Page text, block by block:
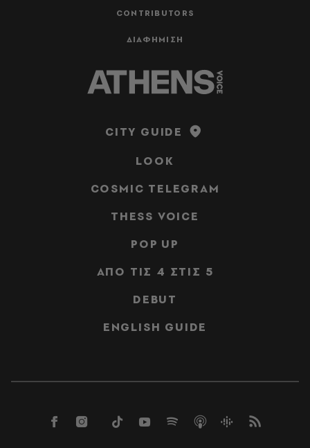
CONTRIBUTORS
ΔΙΑΦΗΜΙΣΗ
CITY GUIDE
LOOK
COSMIC TELEGRAM
THESS VOICE
POP UP
ΑΠΟ ΤΙΣ 4 ΣΤΙΣ 5
DEBUT
ENGLISH GUIDE